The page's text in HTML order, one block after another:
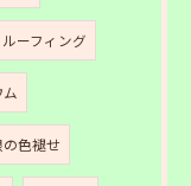
ルーフィング
の色褪せ